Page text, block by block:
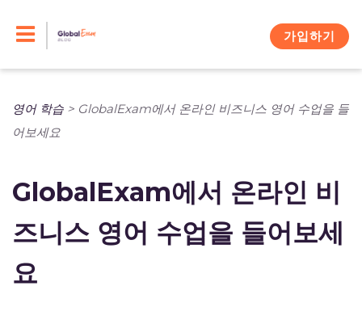
가입하기
영어 학습 > GlobalExam에서 온라인 비즈니스 영어 수업을 들
어보세요
GlobalExam에서 온라인 비
즈니스 영어 수업을 들어보세
요